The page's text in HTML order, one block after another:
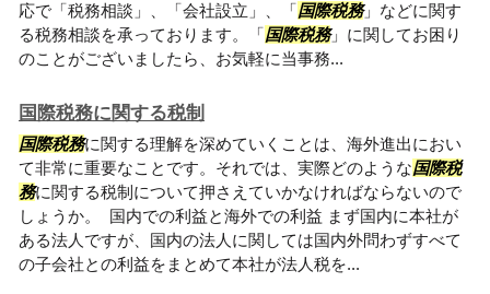
応で「税務相談」、「会社設立」、「国際税務」などに関す
る税務相談を承っております。「国際税務」に関してお困り
のことがございましたら、お気軽に当事務...
国際税務に関する税制
国際税務に関する理解を深めていくことは、海外進出におい
て非常に重要なことです。それでは、実際どのような国際税
務に関する税制について押さえていかなければならないので
しょうか。 国内での利益と海外での利益 まず国内に本社が
ある法人ですが、国内の法人に関しては国内外問わずすべて
の子会社との利益をまとめて本社が法人税を...